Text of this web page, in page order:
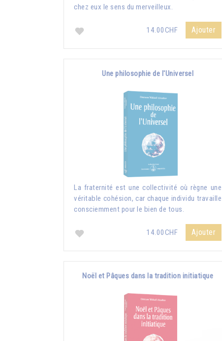
chez eux le sens du merveilleux.
14.00CHF Ajouter
Une philosophie de l'Universel
La fraternité est une collectivité où règne une
véritable cohésion, car chaque individu travaille
consciemment pour le bien de tous.
14.00CHF Ajouter
Noël et Pâques dans la tradition initiatique